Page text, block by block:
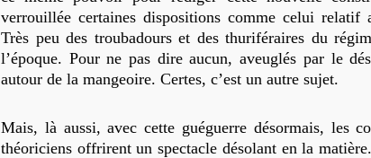
verrouillée certaines dispositions comme celui relatif
Très peu des troubadours et des thuriféraires du
l’époque. Pour ne pas dire aucun, aveuglés par le
autour de la mangeoire. Certes, c’est un autre sujet.
Mais, là aussi, avec cette guéguerre désormais, les
théoriciens offrirent un spectacle désolant en la